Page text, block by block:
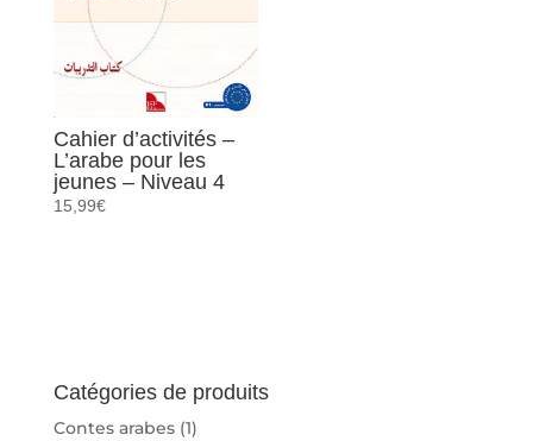
Cahier d’activités –
L’arabe pour les
jeunes – Niveau 4
15,99€
Catégories de produits
Contes arabes (1)